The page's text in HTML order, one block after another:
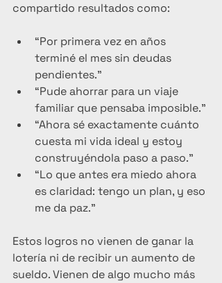
compartido resultados como:
“Por primera vez en años
terminé el mes sin deudas
pendientes.”
“Pude ahorrar para un viaje
familiar que pensaba imposible.”
“Ahora sé exactamente cuánto
cuesta mi vida ideal y estoy
construyéndola paso a paso.”
“Lo que antes era miedo ahora
es claridad: tengo un plan, y eso
me da paz.”
Estos logros no vienen de ganar la
lotería ni de recibir un aumento de
sueldo. Vienen de algo mucho más